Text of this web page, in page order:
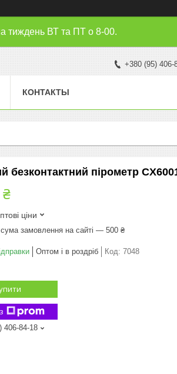
тиждень ВТ та ПТ о 8-00.
+380 (95) 406-
КОНТАКТЫ
безконтактний пірометр
ціни
сума замовлення на сайті — 500 ₴
Оптом і в роздріб Код: 7048
406-84-18